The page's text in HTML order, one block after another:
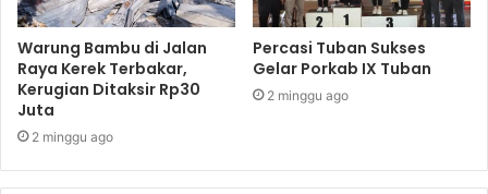
Warung Bambu di Jalan
Raya Kerek Terbakar,
Kerugian Ditaksir Rp30
Juta
2 minggu ago
Percasi Tuban Sukses
Gelar Porkab IX Tuban
2 minggu ago